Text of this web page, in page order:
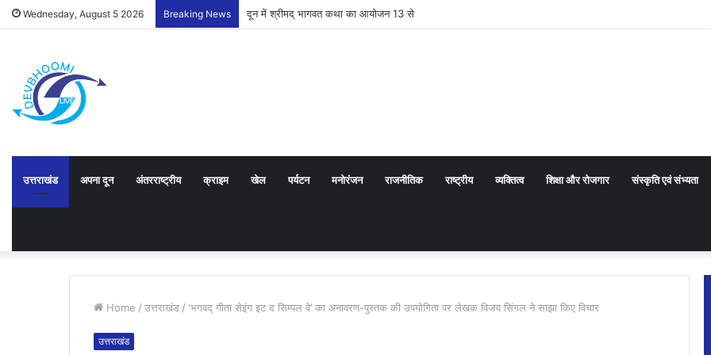
Wednesday, August 5 2026 Breaking News दून में श्रीमद् भागवत कथा का आयोजन 13 से
उत्तराखंड अपना दून अंतरराष्ट्रीय क्राइम खेल पर्यटन मनोरंजन राजनीतिक राष्ट्रीय व्यक्तित्व शिक्षा और रोजगार संस्कृति एवं संभ्यता
Home / उत्तराखंड / ‘भगवद् गीता सेइंग इट द सिम्पल वे’ का अनावरण-पुस्तक की उपयोगिता पर लेखक विजय सिंगल ने साझा किए विचार
उत्तराखंड